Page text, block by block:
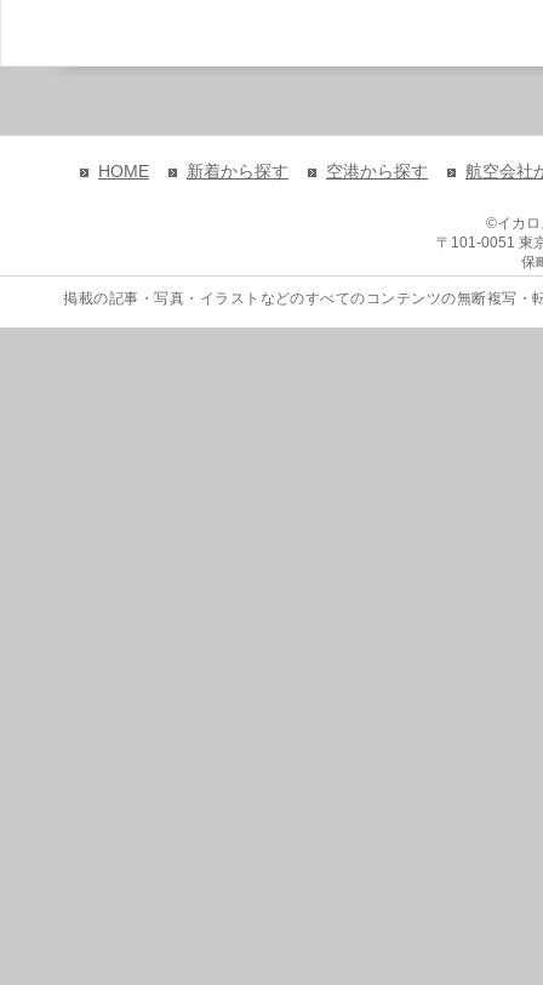
HOME 新着から探す 空港から探す 航空会社
©イカ
〒101-0051 東
保
掲載の記事・写真・イラストなどのすべてのコンテンツの無断複